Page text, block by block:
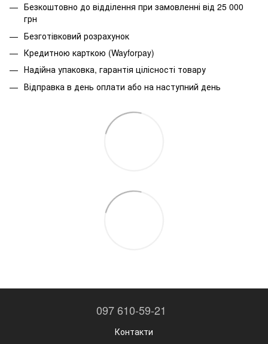
Безкоштовно до відділення при замовленні від 25 000
грн
Безготівковий розрахунок
Кредитною карткою (Wayforpay)
Надійна упаковка, гарантія цілісності товару
Відправка в день оплати або на наступний день
097 610-59-21
Контакти